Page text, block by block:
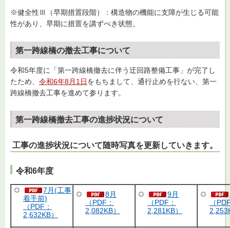
※健全性Ⅲ（早期措置段階）：構造物の機能に支障が生じる可能
性があり、早期に措置を講ずべき状態。
第一跨線橋の撤去工事について
令和5年度に「第一跨線橋撤去に伴う迂回路整備工事」が完了し
たため、 令和6年8月1日をもちまして、通行止めを行ない、第一
跨線橋撤去工事を進めて参ります。
第一跨線橋撤去工事の進捗状況について
工事の進捗状況について随時写真を更新していきます。
令和6年度
7月(工事
着手前)
（PDF：
2,632KB）
8月
（PDF：
2,082KB）
9月
（PDF：
2,281KB）
（